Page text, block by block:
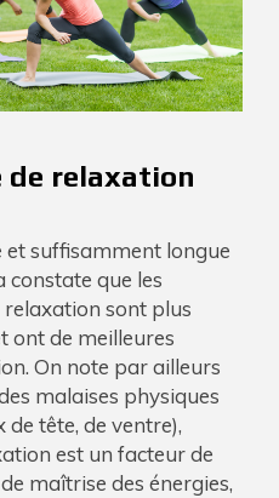
relaxation
suffisamment longue
constate que les
sont plus
ont de meilleures
On note par ailleurs
malaises physiques
de tête, de ventre),
est un facteur de
maîtrise des énergies,